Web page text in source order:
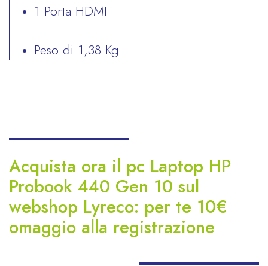
1 Porta HDMI
Peso di 1,38 Kg
Acquista ora il pc Laptop HP
Probook 440 Gen 10 sul
webshop Lyreco: per te 10€
omaggio alla registrazione